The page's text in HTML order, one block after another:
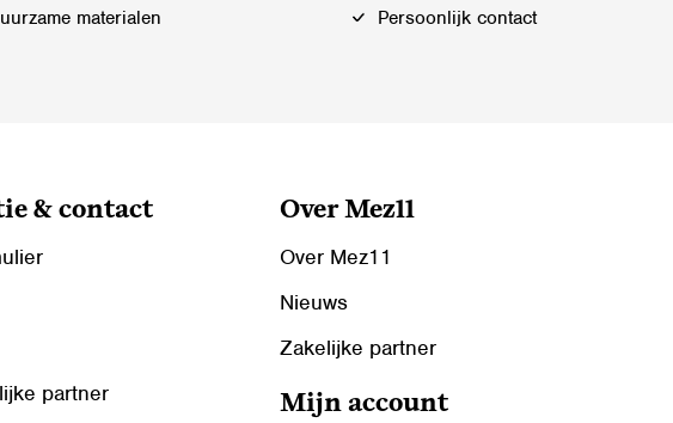
materialen Persoonlijk contact
& contact
partner
Over Mez11
Over Mez11
Nieuws
Zakelijke partner
Mijn account